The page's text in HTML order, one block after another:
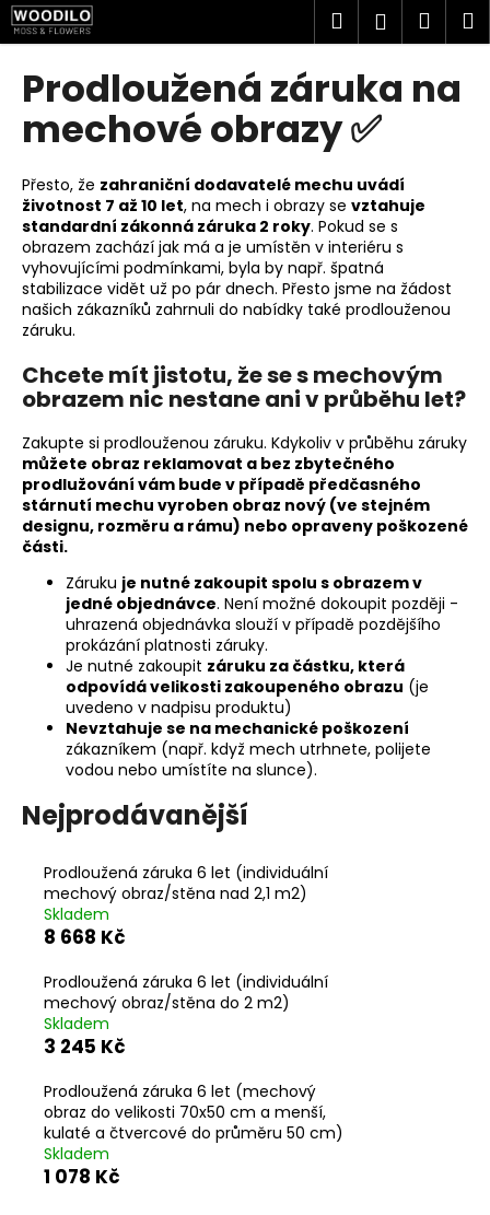
Přejít
na
obsah
Hledat
Prodloužená záruka na
mechové obrazy ✅
Přesto, že zahraniční dodavatelé mechu uvádí
životnost 7 až 10 let, na mech i obrazy se vztahuje
standardní zákonná záruka 2 roky. Pokud se s
obrazem zachází jak má a je umístěn v interiéru s
vyhovujícími podmínkami, byla by např. špatná
stabilizace vidět už po pár dnech. Přesto jsme na žádost
našich zákazníků zahrnuli do nabídky také prodlouženou
záruku.
Chcete mít jistotu, že se s mechovým
obrazem nic nestane ani v průběhu let?
Zakupte si prodlouženou záruku. Kdykoliv v průběhu záruky
můžete obraz reklamovat a bez zbytečného
prodlužování vám bude v případě předčasného
stárnutí mechu vyroben obraz nový (ve stejném
designu, rozměru a rámu) nebo opraveny poškozené
části.
Záruku je nutné zakoupit spolu s obrazem v
jedné objednávce. Není možné dokoupit později -
uhrazená objednávka slouží v případě pozdějšího
prokázání platnosti záruky.
Je nutné zakoupit záruku za částku, která
odpovídá velikosti zakoupeného obrazu (je
uvedeno v nadpisu produktu)
Nevztahuje se na mechanické poškození
zákazníkem (např. když mech utrhnete, polijete
vodou nebo umístíte na slunce).
Nejprodávanější
Prodloužená záruka 6 let (individuální
mechový obraz/stěna nad 2,1 m2)
Skladem
8 668 Kč
Prodloužená záruka 6 let (individuální
mechový obraz/stěna do 2 m2)
Skladem
3 245 Kč
Prodloužená záruka 6 let (mechový
obraz do velikosti 70x50 cm a menší,
kulaté a čtvercové do průměru 50 cm)
Skladem
1 078 Kč
K
o
C
o
p
o
t
ř
e
b
u
j
e
t
e
n
a
j
HLEDAT
m